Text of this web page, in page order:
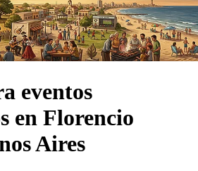
eventos
en Florencio
Aires